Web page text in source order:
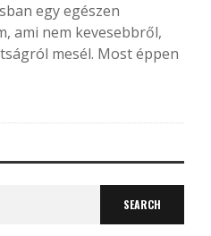
egy egészen
ami nem kevesebbről,
mesél. Most éppen